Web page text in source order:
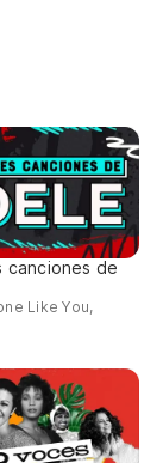
canciones de
Like You,